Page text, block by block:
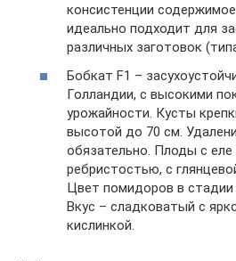
консистенции
идеально подходит для
различных заготовок
Бобкат F1 –
Голландии, с высокими
урожайности. Кусты
высотой до 70 см.
обязательно. Плоды с
ребристостью, с
Цвет помидоров в стадии
Вкус – сладковатый с
кислинкой.